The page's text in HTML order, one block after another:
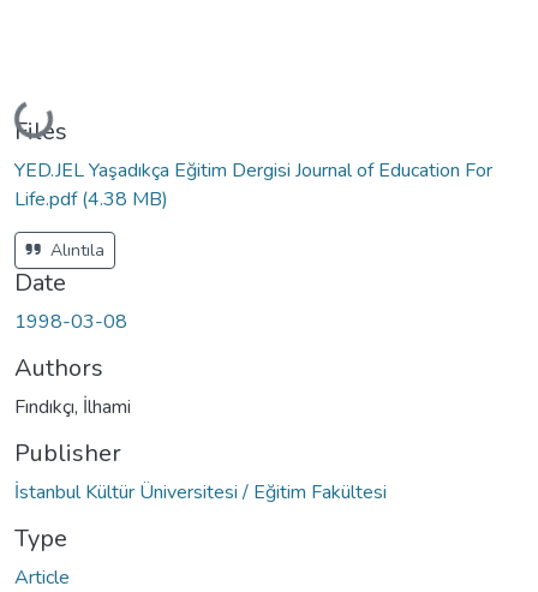
Loading...
Files
YED.JEL Yaşadıkça Eğitim Dergisi Journal of Education For
Life.pdf(4.38 MB)
Alıntıla
Date
1998-03-08
Authors
Fındıkçı, İlhami
Publisher
İstanbul Kültür Üniversitesi / Eğitim Fakültesi
Type
Article